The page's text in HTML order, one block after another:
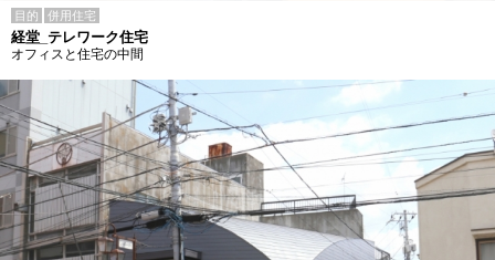
目的 併用住宅
経堂_テレワーク住宅
オフィスと住宅の中間